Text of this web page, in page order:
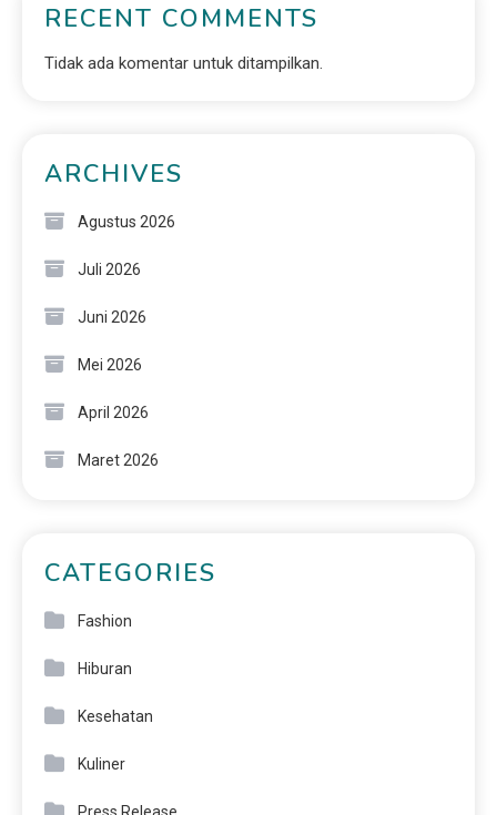
RECENT COMMENTS
Tidak ada komentar untuk ditampilkan.
ARCHIVES
Agustus 2026
Juli 2026
Juni 2026
Mei 2026
April 2026
Maret 2026
CATEGORIES
Fashion
Hiburan
Kesehatan
Kuliner
Press Release